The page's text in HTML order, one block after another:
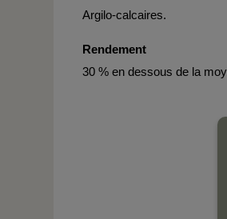
Argilo-calcaires.
Rendement
30 % en dessous de la